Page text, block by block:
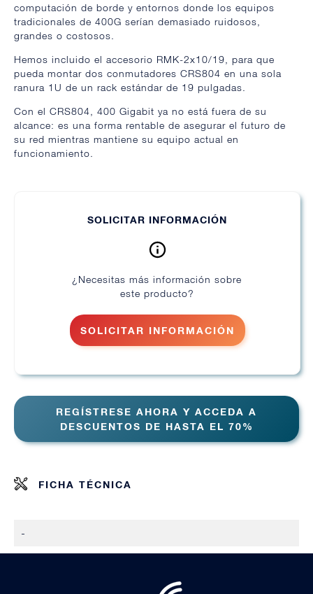
computación de borde y entornos donde los equipos
tradicionales de 400G serían demasiado ruidosos,
grandes o costosos.
Hemos incluido el accesorio RMK-2x10/19, para que
pueda montar dos conmutadores CRS804 en una sola
ranura 1U de un rack estándar de 19 pulgadas.
Con el CRS804, 400 Gigabit ya no está fuera de su
alcance: es una forma rentable de asegurar el futuro de
su red mientras mantiene su equipo actual en
funcionamiento.
SOLICITAR INFORMACIÓN
¿Necesitas más información sobre
este producto?
SOLICITAR INFORMACIÓN
REGÍSTRESE AHORA Y ACCEDA A
DESCUENTOS DE HASTA EL 70%
FICHA TÉCNICA
-